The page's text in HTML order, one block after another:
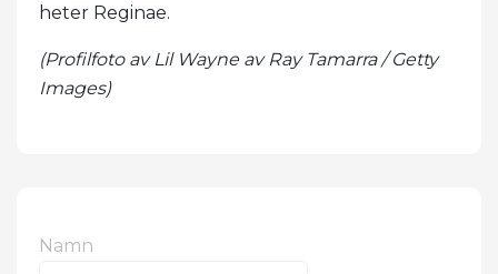
heter Reginae.
(Profilfoto av Lil Wayne av Ray Tamarra / Getty
Images)
Namn